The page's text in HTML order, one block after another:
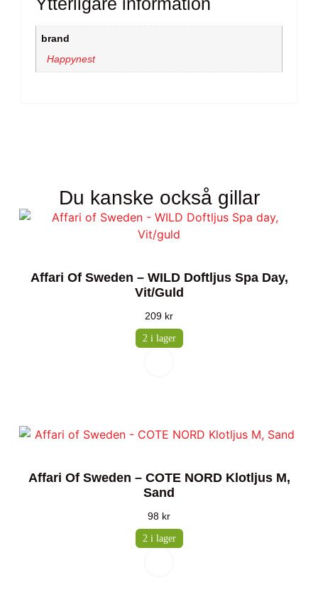
brand
Happynest
Du kanske också gillar
Affari Of Sweden – WILD Doftljus Spa Day,
Vit/guld
209 kr
2 i lager
Affari Of Sweden – COTE NORD Klotljus M,
Sand
98 kr
2 i lager